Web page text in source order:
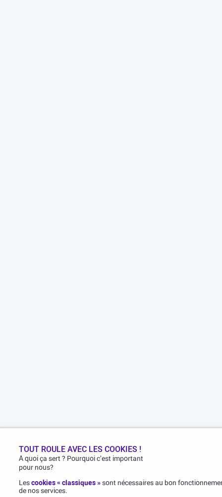
TOUT ROULE AVEC LES COOKIES !
A quoi ça sert ? Pourquoi c’est important
pour nous?
Lescookies « classiques »sont nécessaires au bon
de nos services.